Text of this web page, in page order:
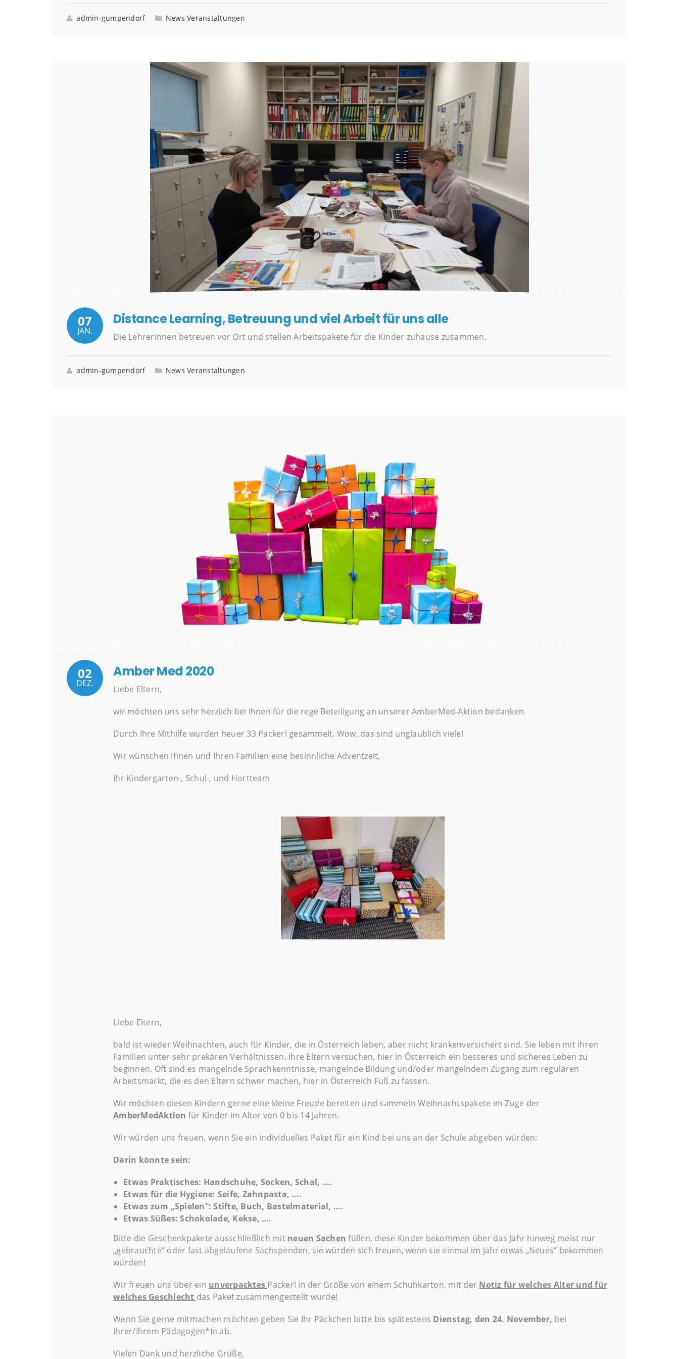
admin-gumpendorf News Veranstaltungen
07
JAN.
Distance Learning, Betreuung und viel Arbeit für uns alle
Die Lehrerinnen betreuen vor Ort und stellen Arbeitspakete für die Kinder zuhause zusammen.
admin-gumpendorf News Veranstaltungen
02
DEZ.
Amber Med 2020
Liebe Eltern,
wir möchten uns sehr herzlich bei Ihnen für die rege Beteiligung an unserer AmberMed-Aktion bedanken.
Durch Ihre Mithilfe wurden heuer 33 Packerl gesammelt. Wow, das sind unglaublich viele!
Wir wünschen Ihnen und Ihren Familien eine besinnliche Adventzeit,
Ihr Kindergarten-, Schul-, und Hortteam
Liebe Eltern,
bald ist wieder Weihnachten, auch für Kinder, die in Österreich leben, aber nicht krankenversichert sind. Sie leben mit ihren
Familien unter sehr prekären Verhältnissen. Ihre Eltern versuchen, hier in Österreich ein besseres und sicheres Leben zu
beginnen. Oft sind es mangelnde Sprachkenntnisse, mangelnde Bildung und/oder mangelndem Zugang zum regulären
Arbeitsmarkt, die es den Eltern schwer machen, hier in Österreich Fuß zu fassen.
Wir möchten diesen Kindern gerne eine kleine Freude bereiten und sammeln Weihnachtspakete im Zuge der
AmberMedAktion für Kinder im Alter von 0 bis 14 Jahren.
Wir würden uns freuen, wenn Sie ein individuelles Paket für ein Kind bei uns an der Schule abgeben würden:
Darin könnte sein:
Etwas Praktisches: Handschuhe, Socken, Schal, ….
Etwas für die Hygiene: Seife, Zahnpasta, ….
Etwas zum „Spielen“: Stifte, Buch, Bastelmaterial, ….
Etwas Süßes: Schokolade, Kekse, ….
Bitte die Geschenkpakete ausschließlich mit neuen Sachen füllen, diese Kinder bekommen über das Jahr hinweg meist nur
„gebrauchte“ oder fast abgelaufene Sachspenden, sie würden sich freuen, wenn sie einmal im Jahr etwas „Neues“ bekommen
würden!
Wir freuen uns über ein unverpacktes Packerl in der Größe von einem Schuhkarton, mit der Notiz für welches Alter und für
welches Geschlecht das Paket zusammengestellt wurde!
Wenn Sie gerne mitmachen möchten geben Sie Ihr Päckchen bitte bis spätestens Dienstag, den 24. November, bei
Ihrer/Ihrem Pädagogen*In ab.
Vielen Dank und herzliche Grüße,